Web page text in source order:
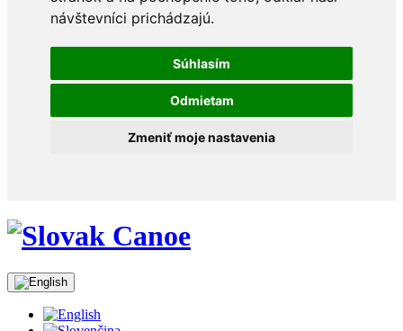
návštevníci prichádzajú.
Súhlasím
Odmietam
Zmeniť moje nastavenia